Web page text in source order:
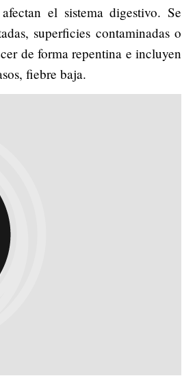
el sistema digestivo. Se
superficies contaminadas o
de forma repentina e incluyen
fiebre baja.